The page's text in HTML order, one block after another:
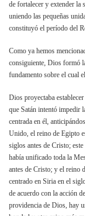
de fortalecer y extender la
uniendo las pequeñas
constituyó el período del
Como ya hemos
consiguiente, Dios formó
fundamento sobre el cual
Dios proyectaba
que Satán intentó impedir
centrada en él,
Unido, el reino de Egipto
siglos antes de Cristo;
había unificado toda la
antes de Cristo; y el reino
centrado en Siria en el
de acuerdo con la acción
providencia de Dios, hay